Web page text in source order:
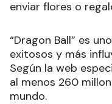
enviar flores o
“Dragon Ball” es
exitosos y más
Según la web
al menos 260
mundo.